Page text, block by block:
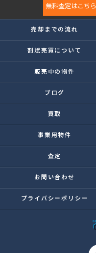
無料査定はこちら
売却までの流れ
割賦売買について
販売中の物件
ブログ
買取
事業用物件
査定
お問い合わせ
プライバシーポリシー